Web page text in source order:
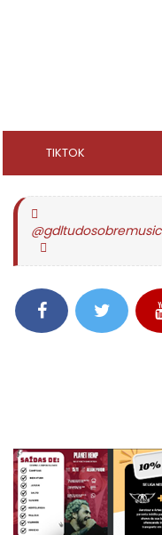
TIKTOK
@gdltudosobremusic